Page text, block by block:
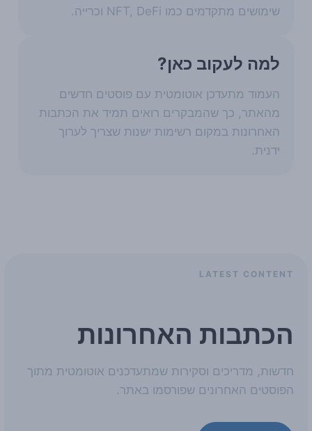
שימושים מתקדמים כמו NFT, DeFi וכרייה.
למה לעקוב כאן?
העמוד מתעדכן אוטומטית עם פוסטים חדשים
מהאתר, כך שהמבקרים רואים תמיד את הכתבות
האחרונות במקום רשימות ישנות שצריך לערוך
ידנית.
LATEST CONTENT
הכתבות האחרונות
חדשות, מדריכים וסקירות שמתעדכנים אוטומטית מתוך
הפוסטים האחרונים שפורסמו באתר.